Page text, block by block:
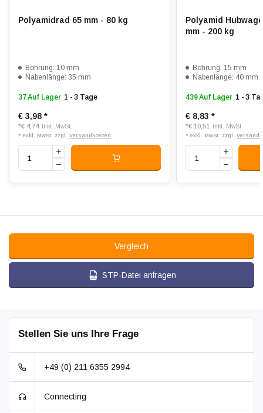
Polyamidrad 65 mm - 80 kg
Bohrung: 10 mm
Nabenlänge: 35 mm
37 Auf Lager 1 - 3 Tage
€ 3,98 *
*€ 4,74 Inkl. MwSt.
* exkl. MwSt. zzgl. Versandkosten
Polyamid
mm - 200 kg
Bohrung: 15 mm
Nabenlänge: 40 mm
439 Auf Lager 1 - 3
€ 8,83*
*€ 10,51 Inkl. MwSt.
* exkl. MwSt. zzgl.
Vergleich
STP-Datei anfragen
Stellen Sie uns Ihre Frage
+49 (0) 211 6355 2994
Connecting